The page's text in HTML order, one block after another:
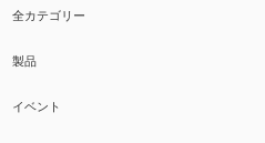
全カテゴリー
製品
イベント